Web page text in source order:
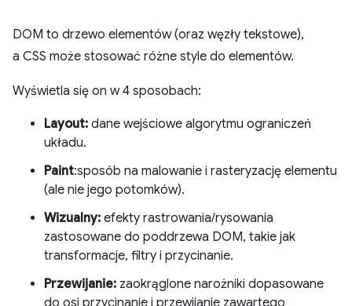
DOM to drzewo elementów (oraz węzły tekstowe),
a CSS może stosować różne style do elementów.
Wyświetla się on w 4 sposobach:
Layout: dane wejściowe algorytmu ograniczeń
układu.
Paint:sposób na malowanie i rasteryzację elementu
(ale nie jego potomków).
Wizualny: efekty rastrowania/rysowania
zastosowane do poddrzewa DOM, takie jak
transformacje, filtry i przycinanie.
Przewijanie: zaokrąglone narożniki dopasowane
do osi przycinanie i przewijanie zawartego